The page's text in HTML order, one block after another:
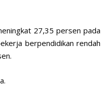
27,35 persen pada
berpendidikan rendah